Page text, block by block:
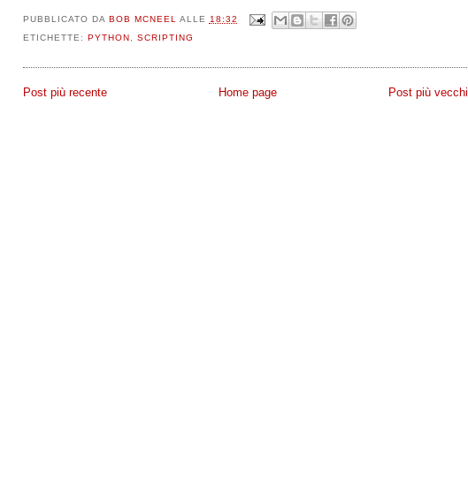
PUBBLICATO DA BOB MCNEEL ALLE
18:32
ETICHETTE: PYTHON, SCRIPTING
Post più recente Post più
Home page